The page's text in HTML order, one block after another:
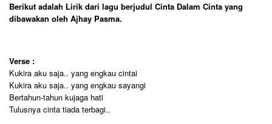
Berikut adalah Lirik dari lagu berjudul Cinta Dalam Cinta yang
dibawakan oleh Ajhay Pasma.
Verse :
Kukira aku saja.. yang engkau cintai
Kukira aku saja.. yang engkau sayangi
Bertahun-tahun kujaga hati
Tulusnya cinta tiada terbagi..